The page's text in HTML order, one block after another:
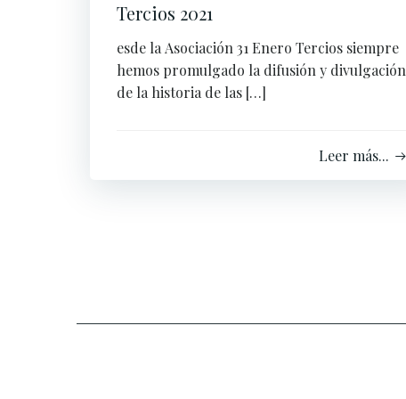
Tercios 2021
esde la Asociación 31 Enero Tercios siempre
hemos promulgado la difusión y divulgación
de la historia de las […]
Leer más...